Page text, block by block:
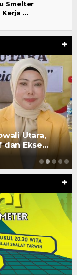
Smelter
Kerja …
+
Utara,
dan Ekse…
+